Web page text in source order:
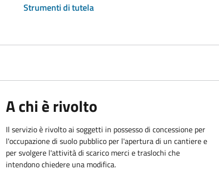
Strumenti di tutela
A chi è rivolto
Il servizio è rivolto ai soggetti in possesso di concessione per
l'occupazione di suolo pubblico per l'apertura di un cantiere e
per svolgere l'attività di scarico merci e traslochi che
intendono chiedere una modifica.